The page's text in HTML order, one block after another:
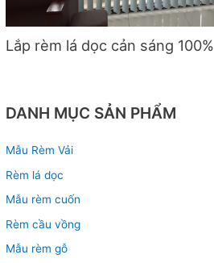
DANH MỤC SẢN PHẨM
Mẫu Rèm Vải
Rèm lá dọc
Mẫu rèm cuốn
Rèm cầu vồng
Mẫu rèm gỗ
Lắp rèm lá dọc cản sáng 100%